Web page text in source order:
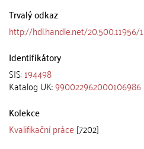
Trvalý odkaz
http://hdl.handle.net/20.500.11956/
Identifikátory
SIS:194498
Katalog UK:990022962000106986
Kolekce
Kvalifikační práce [7202]